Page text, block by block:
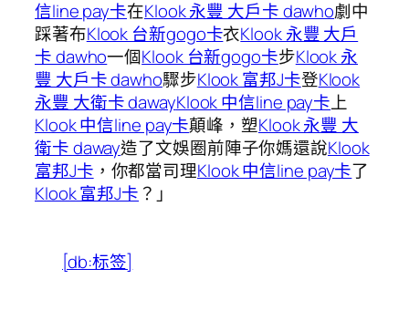
信line pay卡在Klook 永豐 大戶卡 dawho劇中
踩著布Klook 台新gogo卡衣Klook 永豐 大戶
卡 dawho一個Klook 台新gogo卡步Klook 永
豐 大戶卡 dawho驟步Klook 富邦J卡登Klook
永豐 大衛卡 dawayKlook 中信line pay卡上
Klook 中信line pay卡顛峰，塑Klook 永豐 大
衛卡 daway造了文娛圈前陣子你媽還說Klook
富邦J卡 ，你都當司理Klook 中信line pay卡了
Klook 富邦J卡 ？」
[db:标签]